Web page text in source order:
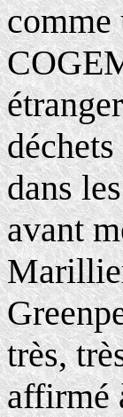
comme
dans
avant
très,
affirmé